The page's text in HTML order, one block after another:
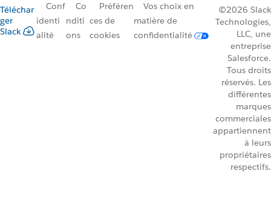
Téléchar
ger
Slack
Conf
identi
alité
Co
nditi
ons
Préféren
ces de
cookies
Vos choix en
matière de
confidentialité
©2026 Slack
Technologies,
LLC, une
entreprise
Salesforce.
Tous droits
réservés. Les
différentes
marques
commerciales
appartiennent
à leurs
propriétaires
respectifs.